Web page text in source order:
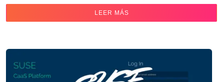
LEER MÁS